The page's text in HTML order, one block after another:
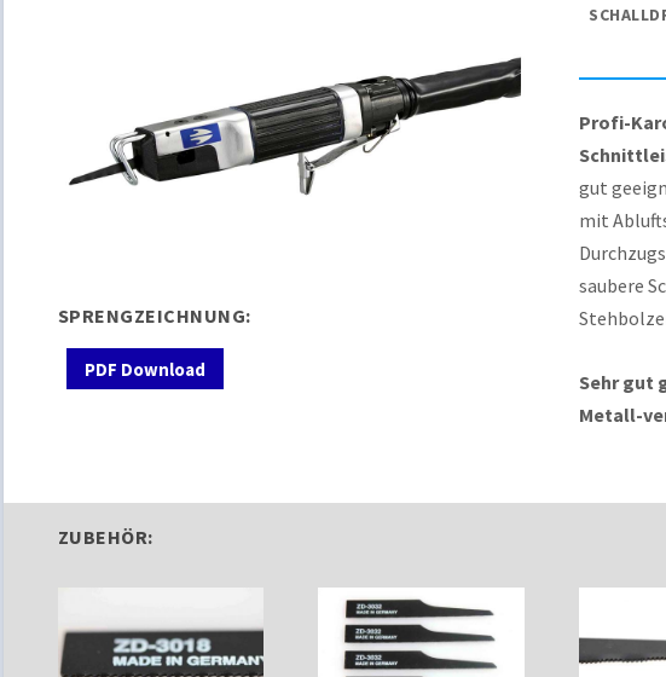
SPRENGZEICHNUNG:
PDF Download
Profi-
gut
mit
saubere
Sehr gut
Metall-
ZUBEHÖR: